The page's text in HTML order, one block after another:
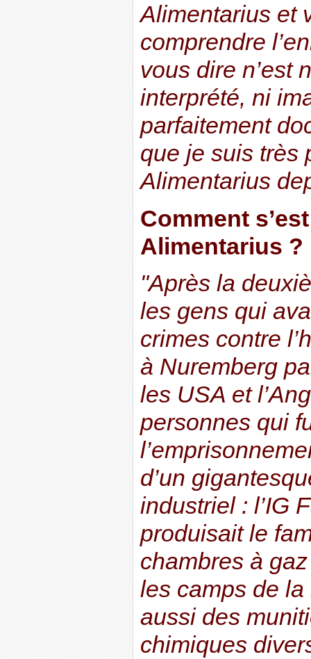
Alimentarius et
comprendre
vous dire n’est
interprété, ni
parfaitement
que je suis très
Alimentarius
Comment
Alimentarius ?
"Après la
les gens qui
crimes contre
à Nuremberg
les USA et
personnes qui
d’un
industriel : l’IG
produisait le
chambres à
les camps de
aussi des
chimiques